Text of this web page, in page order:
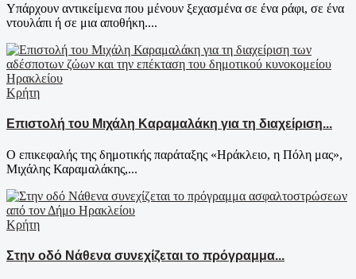
Υπάρχουν αντικείμενα που μένουν ξεχασμένα σε ένα ράφι, σε ένα
ντουλάπι ή σε μια αποθήκη....
Κρήτη
Επιστολή του Μιχάλη Καραμαλάκη για τη διαχείριση...
Ο επικεφαλής της δημοτικής παράταξης «Ηράκλειο, η Πόλη μας»,
Μιχάλης Καραμαλάκης,...
Κρήτη
Στην οδό Νάθενα συνεχίζεται το πρόγραμμα...